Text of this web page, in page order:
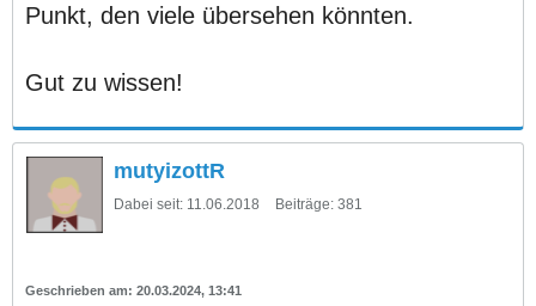
Punkt, den viele übersehen könnten.
Gut zu wissen!
mutyizottR
Dabei seit: 11.06.2018 Beiträge: 381
20.03.2024, 13:41